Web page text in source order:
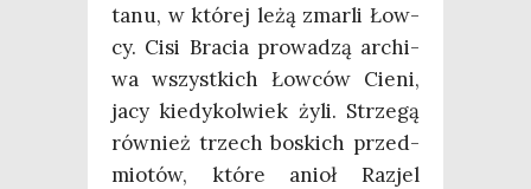
ta­nu, w któ­rej leżą zmar­li Łow­
cy. Cisi Bra­cia pro­wa­dzą archi­
wa wszyst­kich Łow­ców Cie­ni,
jacy kie­dy­kol­wiek żyli. Strze­gą
rów­nież trzech boskich przed­
mio­tów, któ­re anioł Razjel